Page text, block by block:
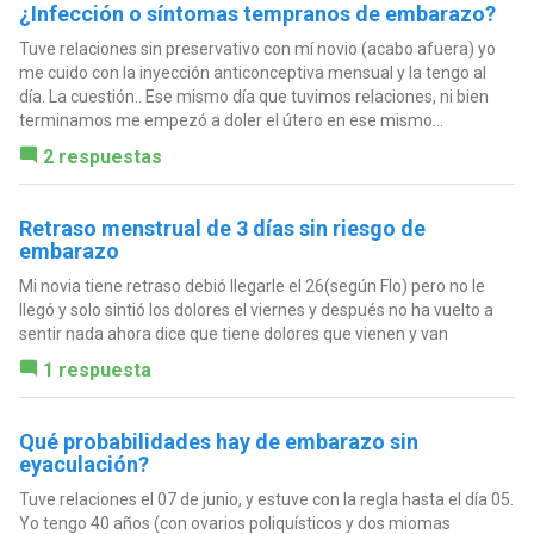
¿Infección o síntomas tempranos de embarazo?
Tuve relaciones sin preservativo con mí novio (acabo afuera) yo
me cuido con la inyección anticonceptiva mensual y la tengo al
día. La cuestión.. Ese mismo día que tuvimos relaciones, ni bien
terminamos me empezó a doler el útero en ese mismo...
2 respuestas
Retraso menstrual de 3 días sin riesgo de
embarazo
Mi novia tiene retraso debió llegarle el 26(según Flo) pero no le
llegó y solo sintió los dolores el viernes y después no ha vuelto a
sentir nada ahora dice que tiene dolores que vienen y van
1 respuesta
Qué probabilidades hay de embarazo sin
eyaculación?
Tuve relaciones el 07 de junio, y estuve con la regla hasta el día 05.
Yo tengo 40 años (con ovarios poliquísticos y dos miomas